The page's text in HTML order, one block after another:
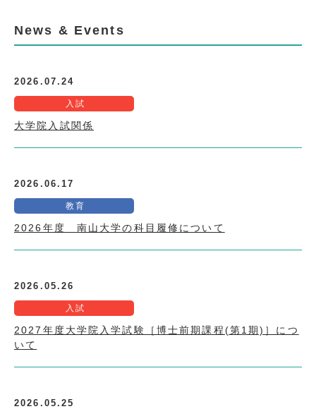
News & Events
2026.07.24
入試
大学院入試関係
2026.06.17
教育
2026年度 南山大学の科目履修について
2026.05.26
入試
2027年度大学院入学試験［博士前期課程(第1期)］につ
いて
2026.05.25